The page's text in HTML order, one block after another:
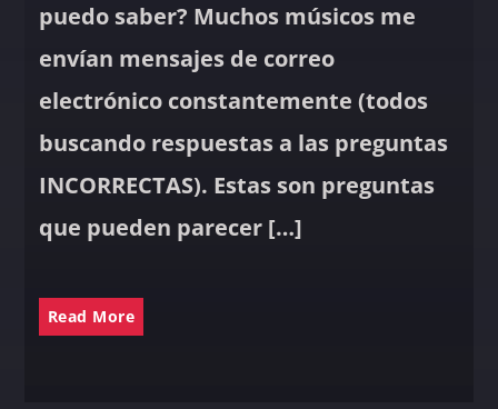
puedo saber? Muchos músicos me
envían mensajes de correo
electrónico constantemente (todos
buscando respuestas a las preguntas
INCORRECTAS). Estas son preguntas
que pueden parecer […]
Read More